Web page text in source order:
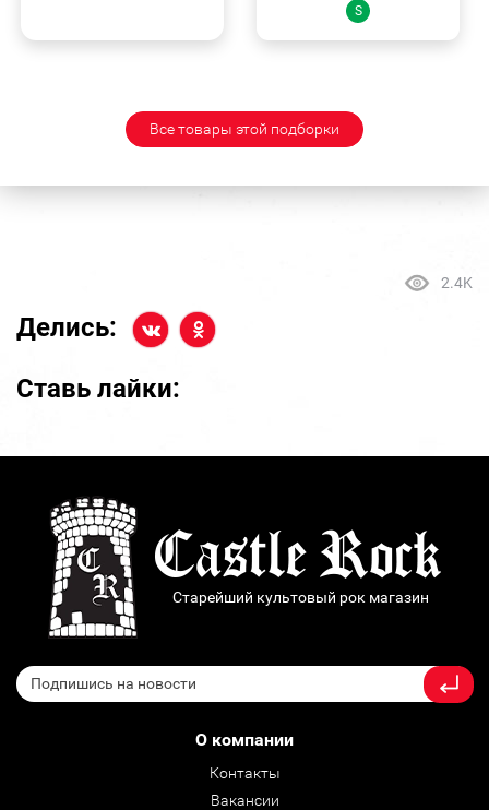
S
Все товары этой подборки
2.4K
Делись:
Ставь лайки:
Старейший культовый рок магазин
О компании
Контакты
Вакансии